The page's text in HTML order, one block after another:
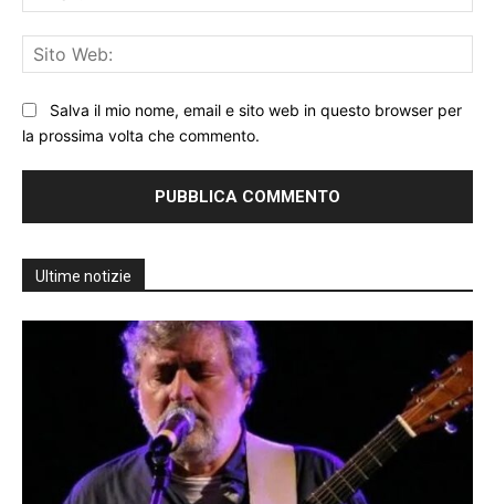
Salva il mio nome, email e sito web in questo browser per
la prossima volta che commento.
Ultime notizie